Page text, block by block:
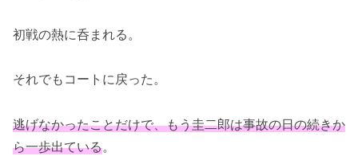
初戦の熱に呑まれる。
それでもコートに戻った。
逃げなかったことだけで、もう圭二郎は事故の日の続きか
ら一歩出ている。